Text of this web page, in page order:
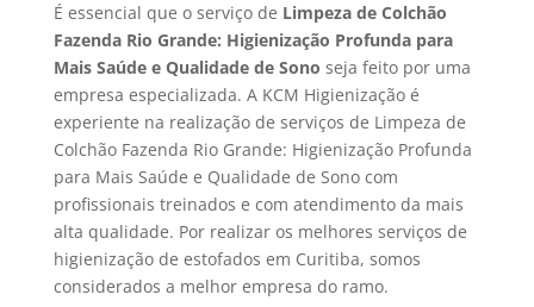
É essencial que o serviço de Limpeza de Colchão
Fazenda Rio Grande: Higienização Profunda para
Mais Saúde e Qualidade de Sono seja feito por uma
empresa especializada. A KCM Higienização é
experiente na realização de serviços de Limpeza de
Colchão Fazenda Rio Grande: Higienização Profunda
para Mais Saúde e Qualidade de Sono com
profissionais treinados e com atendimento da mais
alta qualidade. Por realizar os melhores serviços de
higienização de estofados em Curitiba, somos
considerados a melhor empresa do ramo.